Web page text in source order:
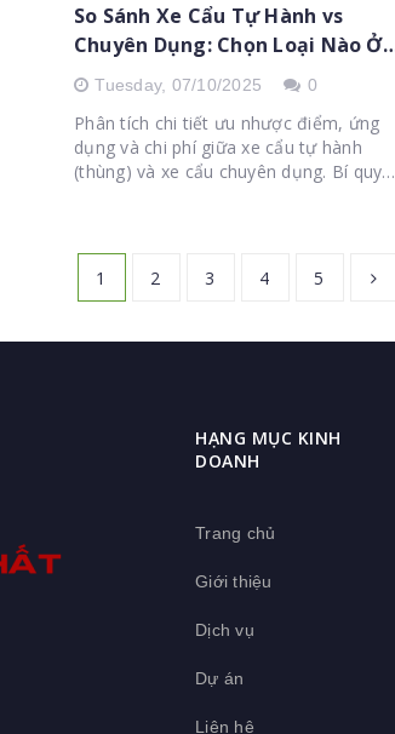
So Sánh Xe Cẩu Tự Hành vs
Chuyên Dụng: Chọn Loại Nào Ở
Bình Dương?
Tuesday, 07/10/2025 0
Phân tích chi tiết ưu nhược điểm, ứng
dụng và chi phí giữa xe cẩu tự hành
(thùng) và xe cẩu chuyên dụng. Bí quyết
1 2 3 4 5
HẠNG MỤC KINH
DOANH
Trang chủ
Giới thiệu
Dịch vụ
Dự án
Liên hệ